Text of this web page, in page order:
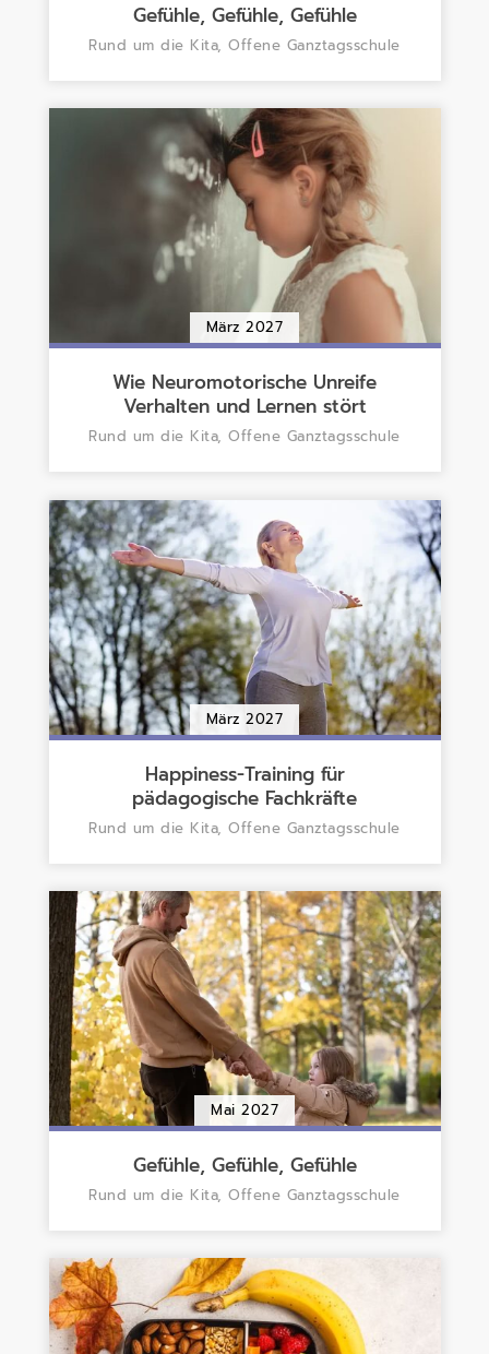
Gefühle, Gefühle, Gefühle
Rund um die Kita, Offene Ganztagsschule
März 2027
Wie Neuromotorische Unreife
Verhalten und Lernen stört
Rund um die Kita, Offene Ganztagsschule
März 2027
Happiness-Training für
pädagogische Fachkräfte
Rund um die Kita, Offene Ganztagsschule
Mai 2027
Gefühle, Gefühle, Gefühle
Rund um die Kita, Offene Ganztagsschule